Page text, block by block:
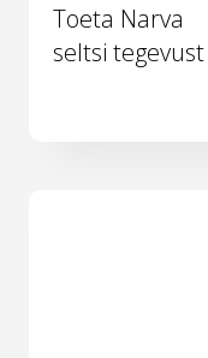
Toeta Narva
seltsi tegevust